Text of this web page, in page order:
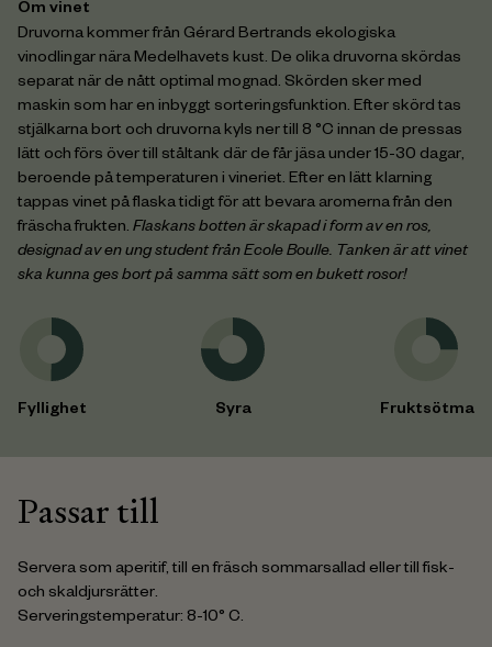
Om vinet
Druvorna kommer från Gérard Bertrands ekologiska
vinodlingar nära Medelhavets kust. De olika druvorna skördas
separat när de nått optimal mognad. Skörden sker med
maskin som har en inbyggt sorteringsfunktion. Efter skörd tas
stjälkarna bort och druvorna kyls ner till 8 °C innan de pressas
lätt och förs över till ståltank där de får jäsa under 15-30 dagar,
beroende på temperaturen i vineriet. Efter en lätt klarning
tappas vinet på flaska tidigt för att bevara aromerna från den
fräscha frukten. Flaskans botten är skapad i form av en ros,
designad av en ung student från Ecole Boulle. Tanken är att vinet
ska kunna ges bort på samma sätt som en bukett rosor!
Fyllighet Syra Fruktsötma
Passar till
Servera som aperitif, till en fräsch sommarsallad eller till fisk-
och skaldjursrätter.
Serveringstemperatur: 8-10° C.